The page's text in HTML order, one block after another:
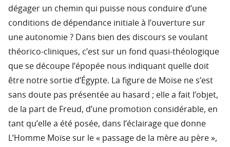
dégager un chemin qui puisse nous conduire d’une
conditions de dépendance initiale à l’ouverture sur
une autonomie ? Dans bien des discours se voulant
théorico-cliniques, c’est sur un fond quasi-théologique
que se découpe l’épopée nous indiquant quelle doit
être notre sortie d’Égypte. La figure de Moïse ne s’est
sans doute pas présentée au hasard ; elle a fait l’objet,
de la part de Freud, d’une promotion considérable, en
tant qu’elle a été posée, dans l’éclairage que donne
L’Homme Moïse sur le « passage de la mère au père »,